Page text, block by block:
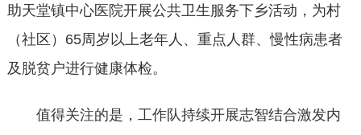
助天堂镇中心医院开展公共卫生服务下乡活动，为村
（社区）65周岁以上老年人、重点人群、慢性病患者
及脱贫户进行健康体检。
值得关注的是，工作队持续开展志智结合激发内